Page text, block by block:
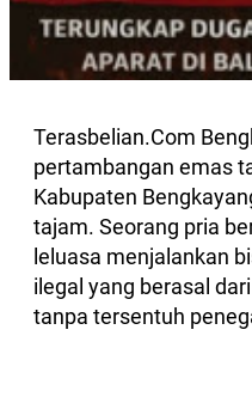
Terasbelian.Com
pertambangan emas
Kabupaten
tajam. Seorang pria
leluasa menjalankan
ilegal yang berasal
tanpa tersentuh